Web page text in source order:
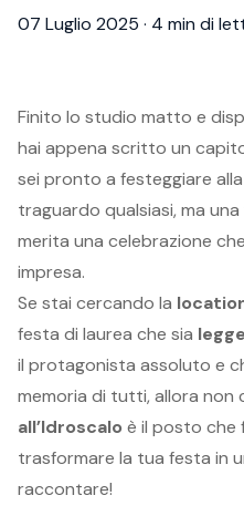
07 Luglio 2025 · 4 min di
Finito lo studio matto e
hai appena scritto un
sei pronto a festeggiare
traguardo qualsiasi, ma
merita una celebrazione
impresa.
Se stai cercando la
festa di laurea che sia
il protagonista assoluto e
memoria di tutti, allora non
all’Idroscalo è il posto che
trasformare la tua festa in
raccontare!